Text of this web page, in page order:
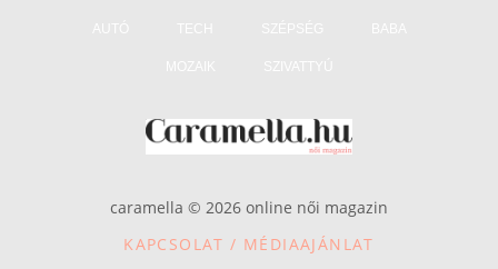
caramella © 2026 online női magazin
KAPCSOLAT / MÉDIAAJÁNLAT